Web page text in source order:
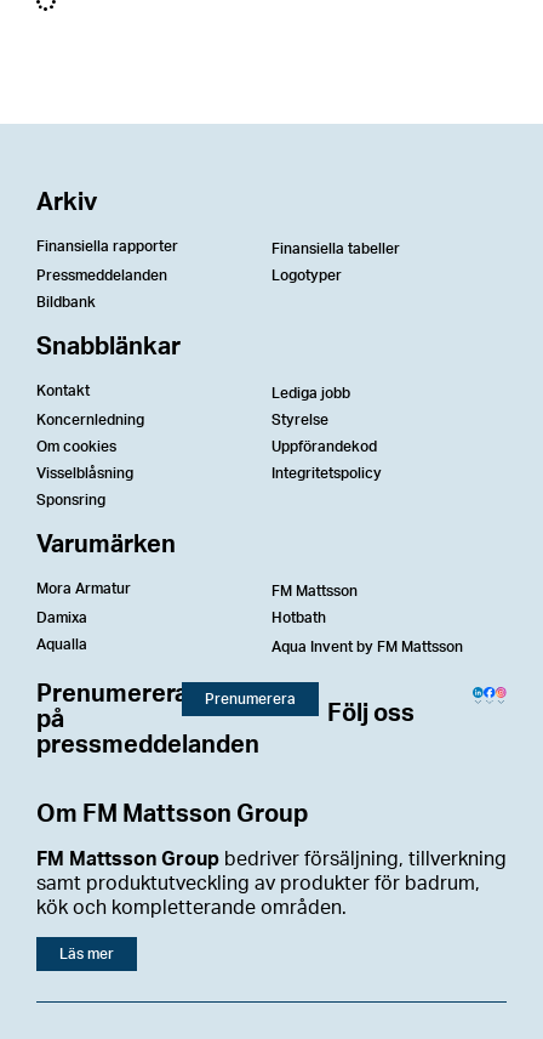
Om FM Mattsson Group
FM Mattsson Group bedriver försäljning, tillverkning
samt produktutveckling av produkter för badrum,
kök och kompletterande områden.
Läs mer
Arkiv
Finansiella rapporter
Finansiella tabeller
Pressmeddelanden
Logotyper
Bildbank
Snabblänkar
Kontakt
Lediga jobb
Koncernledning
Styrelse
Om cookies
Uppförandekod
Visselblåsning
Integritetspolicy
Sponsring
Varumärken
Mora Armatur
FM Mattsson
Damixa
Hotbath
Aqualla
Aqua Invent by FM Mattsson
Prenumerera
på
pressmeddelanden
Prenumerera
Följ oss